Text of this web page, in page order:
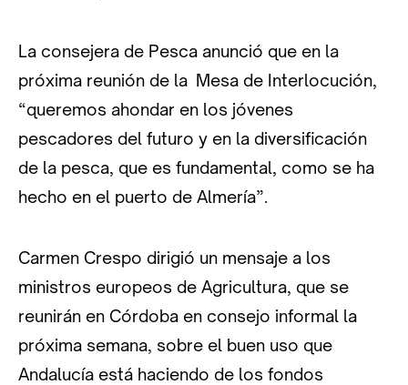
La consejera de Pesca anunció que en la
próxima reunión de la Mesa de Interlocución,
“queremos ahondar en los jóvenes
pescadores del futuro y en la diversificación
de la pesca, que es fundamental, como se ha
hecho en el puerto de Almería”.
Carmen Crespo dirigió un mensaje a los
ministros europeos de Agricultura, que se
reunirán en Córdoba en consejo informal la
próxima semana, sobre el buen uso que
Andalucía está haciendo de los fondos